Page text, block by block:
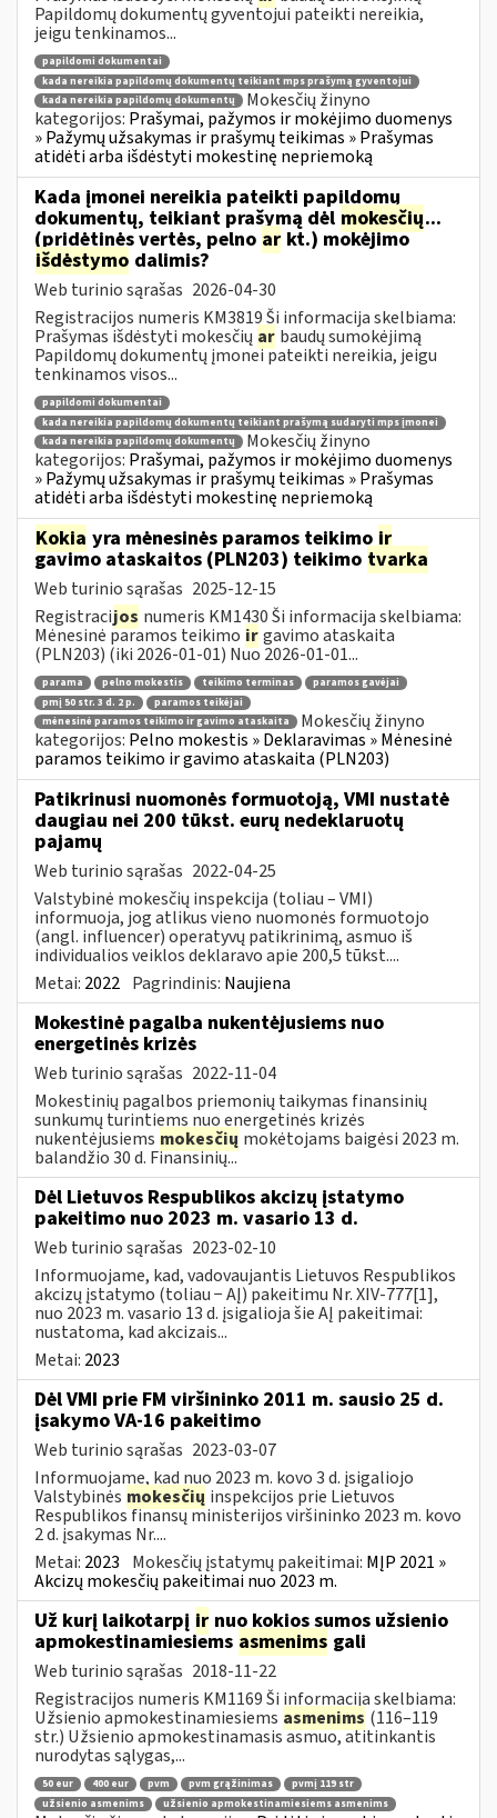
Papildomų dokumentų gyventojui pateikti nereikia,
jeigu tenkinamos...
papildomi dokumentai
kada nereikia papildomų dokumentų teikiant mps prašymą gyventojui
kada nereikia papildomų dokumentų
Mokesčių žinyno
kategorijos: Prašymai, pažymos ir mokėjimo duomenys
» Pažymų užsakymas ir prašymų teikimas » Prašymas
atidėti arba išdėstyti mokestinę nepriemoką
Kada įmonei nereikia pateikti papildomų
dokumentų, teikiant prašymą dėl mokesčių...
(pridėtinės vertės, pelno ar kt.) mokėjimo
išdėstymo dalimis?
Web turinio sąrašas 2026-04-30
Registracijos numeris KM3819 Ši informacija skelbiama:
Prašymas išdėstyti mokesčių ar baudų sumokėjimą
Papildomų dokumentų įmonei pateikti nereikia, jeigu
tenkinamos visos...
papildomi dokumentai
kada nereikia papildomų dokumentų teikiant prašymą sudaryti mps įmonei
kada nereikia papildomų dokumentų
Mokesčių žinyno
kategorijos: Prašymai, pažymos ir mokėjimo duomenys
» Pažymų užsakymas ir prašymų teikimas » Prašymas
atidėti arba išdėstyti mokestinę nepriemoką
Kokia yra mėnesinės paramos teikimo ir
gavimo ataskaitos (PLN203) teikimo tvarka
Web turinio sąrašas 2025-12-15
Registracijos numeris KM1430 Ši informacija skelbiama:
Mėnesinė paramos teikimo irgavimo ataskaita
(PLN203) (iki 2026-01-01) Nuo 2026-01-01...
parama pelno mokestis teikimo terminas
paramos gavėjai
pmį 50 str. 3 d. 2 p.
paramos teikėjai
mėnesinė paramos teikimo ir gavimo ataskaita
Mokesčių žinyno
kategorijos: Pelno mokestis » Deklaravimas » Mėnesinė
paramos teikimo ir gavimo ataskaita (PLN203)
Patikrinusi nuomonės formuotoją, VMI nustatė
daugiau nei 200 tūkst. eurų nedeklaruotų
pajamų
Web turinio sąrašas 2022-04-25
Valstybinė mokesčių inspekcija (toliau – VMI)
informuoja, jog atlikus vieno nuomonės formuotojo
(angl. influencer) operatyvų patikrinimą, asmuo iš
individualios veiklos deklaravo apie 200,5 tūkst....
Metai: 2022 Pagrindinis: Naujiena
Mokestinė pagalba nukentėjusiems nuo
energetinės krizės
Web turinio sąrašas 2022-11-04
Mokestinių pagalbos priemonių taikymas finansinių
sunkumų turintiems nuo energetinės krizės
nukentėjusiems mokesčių mokėtojams baigėsi 2023 m.
balandžio 30 d. Finansinių...
Dėl Lietuvos Respublikos akcizų įstatymo
pakeitimo nuo 2023 m. vasario 13 d.
Web turinio sąrašas 2023-02-10
Informuojame, kad, vadovaujantis Lietuvos Respublikos
akcizų įstatymo (toliau − AĮ) pakeitimu Nr. XIV-777[1],
nuo 2023 m. vasario 13 d. įsigalioja šie AĮ pakeitimai:
nustatoma, kad akcizais...
Metai: 2023
Dėl VMI prie FM viršininko 2011 m. sausio 25 d.
įsakymo VA-16 pakeitimo
Web turinio sąrašas 2023-03-07
Informuojame, kad nuo 2023 m. kovo 3 d. įsigaliojo
Valstybinės mokesčių inspekcijos prie Lietuvos
Respublikos finansų ministerijos viršininko 2023 m. kovo
2 d. įsakymas Nr....
Metai: 2023 Mokesčių įstatymų pakeitimai: MĮP 2021 »
Akcizų mokesčių pakeitimai nuo 2023 m.
Už kurį laikotarpį ir nuo kokios sumos užsienio
apmokestinamiesiems asmenims gali
Web turinio sąrašas 2018-11-22
Registracijos numeris KM1169 Ši informacija skelbiama:
Užsienio apmokestinamiesiems asmenims (116–119
str.) Užsienio apmokestinamasis asmuo, atitinkantis
nurodytas sąlygas,...
50 eur 400 eur pvm pvm grąžinimas
pvmį 119 str
užsienio asmenims
užsienio apmokestinamiesiems asmenims